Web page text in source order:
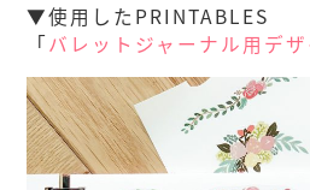
▼使用したPRINTABLES
「バレットジャーナル用デ